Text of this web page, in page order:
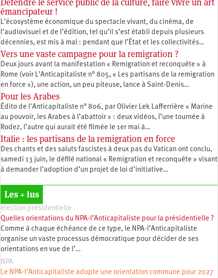
émancipateur !
L’écosystème économique du spectacle vivant, du cinéma, de
l’audiovisuel et de l’édition, tel qu’il s’est établi depuis plusieurs
décennies, est mis à mal : pendant que l’État et les collectivités…
Vers une vaste campagne pour la remigration ?
Deux jours avant la manifestation « Remigration et reconquête » à
Rome (voir L’Anticapitaliste n° 805, « Les partisans de la remigration
en force »), une action, un peu piteuse, lance à Saint-Denis…
Pour les Arabes
Édito de l'Anticapitaliste n° 806, par Olivier Lek Lafferrière « Marine
au pouvoir, les Arabes à l’abattoir » : deux vidéos, l’une tournée à
Rodez, l’autre qui aurait été filmée le 1er mai à…
Italie : les partisans de la remigration en force
Des chants et des saluts fascistes à deux pas du Vatican ont conclu,
samedi 13 juin, le défilé national « Remigration et reconquête » visant
à demander l’adoption d’un projet de loi d’initiative…
Les + lus
élection présidentielle
Quelles orientations du NPA-l’Anticapitaliste pour la présidentielle ?
Comme à chaque échéance de ce type, le NPA-l’Anticapitaliste
organise un vaste processus démocratique pour décider de ses
orientations en vue de l’…
NPA
Le NPA-l’Anticapitaliste adopte une orientation commune pour 2027